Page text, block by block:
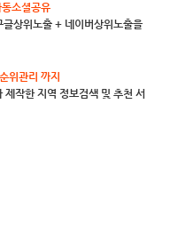
소셜공유
상위노출 + 네이버상위노출을
위관리 까지
작한 지역 정보검색 및 추천 서